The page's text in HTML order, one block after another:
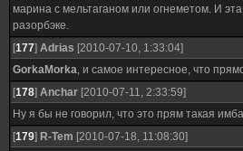
марина с мельтаганом или огнеметом. И эта
разорбэке.
[177] Adrias [2010-07-10, 1:33:04]
GorkaMorka, и самое интересное, что
[178] Anchar [2010-07-11, 2:33:59]
Ну я бы не говорил, что это прям такая имба
[179] R-Tem [2010-07-18, 11:08:30]